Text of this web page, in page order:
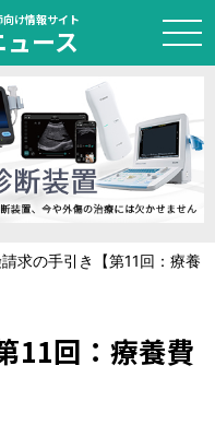
け情報サイト
ース
求の手引き【第11回：療養
11回：療養費